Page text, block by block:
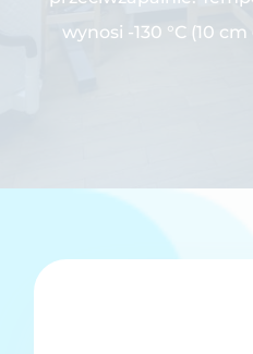
wynosi -130 °C (10